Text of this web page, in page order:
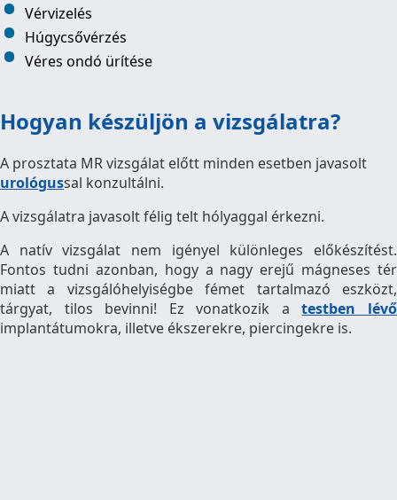
Vérvizelés
Húgycsővérzés
Véres ondó ürítése
Hogyan készüljön a vizsgálatra?
A prosztata MR vizsgálat előtt minden esetben javasolt
urológussal konzultálni.
A vizsgálatra javasolt félig telt hólyaggal érkezni.
A natív vizsgálat nem igényel különleges előkészítést.
Fontos tudni azonban, hogy a nagy erejű mágneses tér
miatt a vizsgálóhelyiségbe fémet tartalmazó eszközt,
tárgyat, tilos bevinni! Ez vonatkozik atestben lévő
implantátumokra, illetve ékszerekre, piercingekre is.